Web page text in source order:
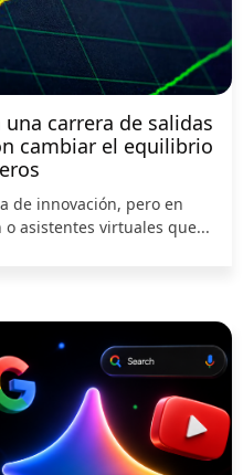
carrera de salidas
cambiar el equilibrio
de innovación, pero en
asistentes virtuales que...